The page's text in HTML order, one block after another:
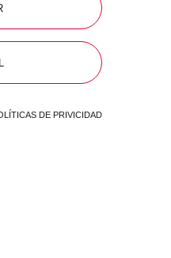
DE PRIVICIDAD